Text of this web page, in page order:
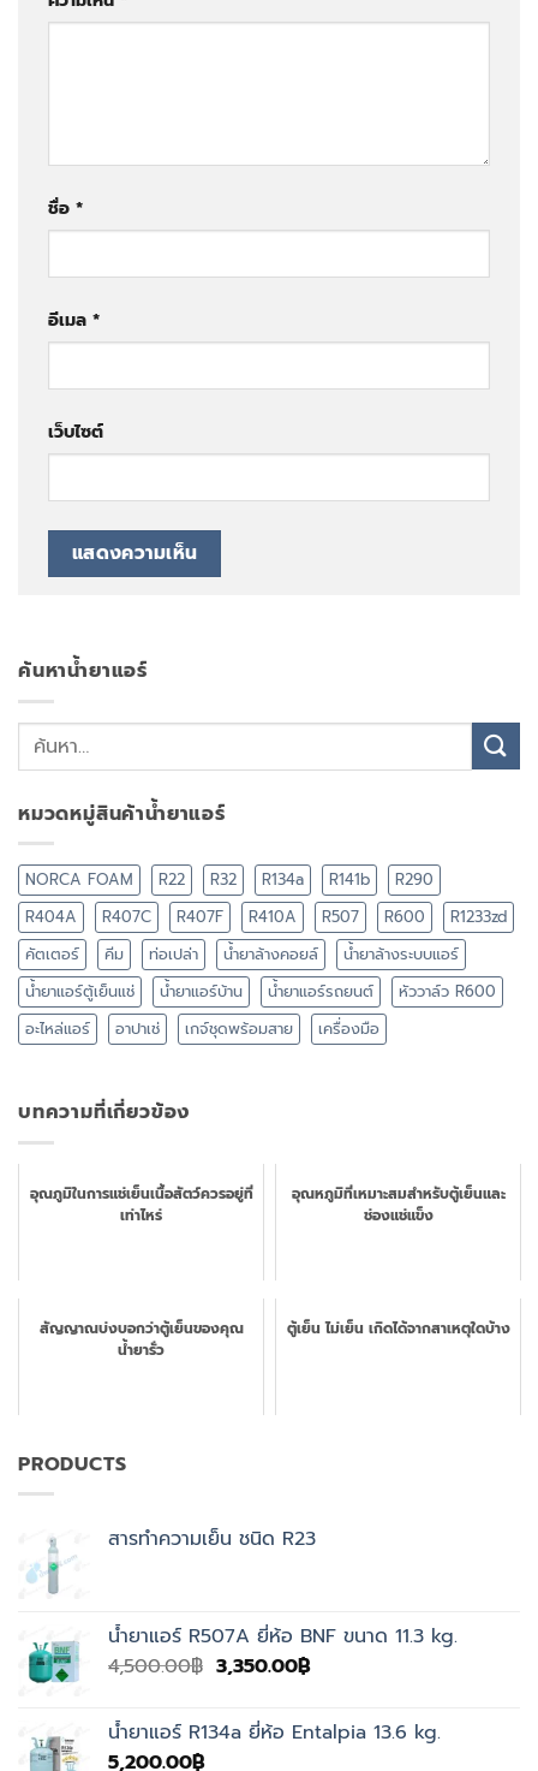
ชื่อ *
อีเมล *
เว็บไซต์
ค้นหาน้ำยาแอร์
หมวดหมู่สินค้าน้ำยาแอร์
NORCA FOAM R22 R32 R134a R141b
R290
R404A
R407C R407F R410A R507 R600
R1233zd
คัตเตอร์
คีม ท่อเปล่า น้ำยาล้างคอยล์
น้ำยาล้างระบบแอร์
น้ำยาแอร์ตู้เย็นแช่
น้ำยาแอร์บ้าน น้ำยาแอร์รถยนต์
หัววาล์ว R600
อะไหล่แอร์
อาปาเช่ เกจ์ชุดพร้อมสาย เครื่องมือ
บทความที่เกี่ยวข้อง
อุณภูมิในการแช่เย็นเนื้อสัตว์ควรอยู่ที่
เท่าไหร่
อุณหภูมิที่เหมาะสมสำหรับตู้เย็นและ
ช่องแช่แข็ง
สัญญาณบ่งบอกว่าตู้เย็นของคุณ
น้ำยารั่ว
ตู้เย็น ไม่เย็น เกิดได้จากสาเหตุใดบ้าง
PRODUCTS
สารทำความเย็น ชนิด R23
น้ำยาแอร์ R507A ยี่ห้อ BNF ขนาด 11.3 kg.
4,500.00฿ Original
4,500.00฿.
3,350.00฿Current
3,350.00฿.
น้ำยาแอร์ R134a ยี่ห้อ Entalpia 13.6 kg.
5,200.00฿